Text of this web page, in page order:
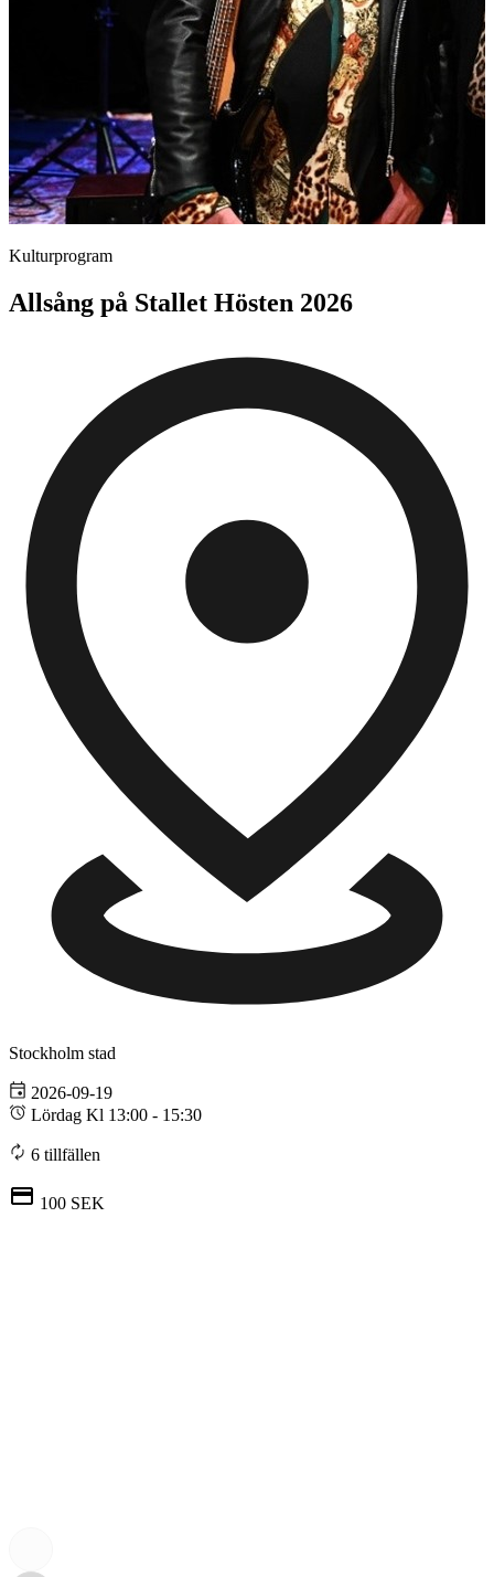
Kulturprogram
Allsång på Stallet Hösten 2026
Stockholm stad
2026-09-19
Lördag Kl 13:00 - 15:30
6 tillfällen
100 SEK